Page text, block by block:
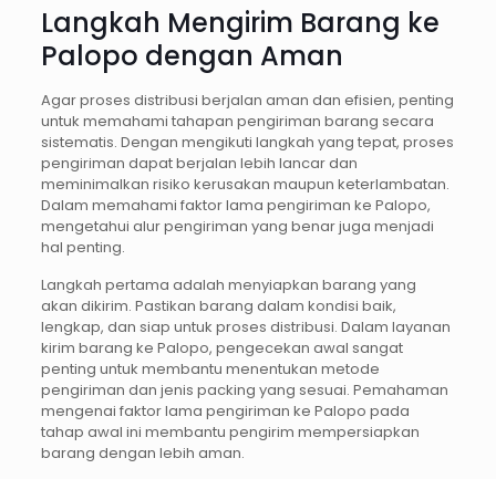
Langkah Mengirim Barang ke
Palopo dengan Aman
Agar proses distribusi berjalan aman dan efisien, penting
untuk memahami tahapan pengiriman barang secara
sistematis. Dengan mengikuti langkah yang tepat, proses
pengiriman dapat berjalan lebih lancar dan
meminimalkan risiko kerusakan maupun keterlambatan.
Dalam memahami faktor lama pengiriman ke Palopo,
mengetahui alur pengiriman yang benar juga menjadi
hal penting.
Langkah pertama adalah menyiapkan barang yang
akan dikirim. Pastikan barang dalam kondisi baik,
lengkap, dan siap untuk proses distribusi. Dalam layanan
kirim barang ke Palopo, pengecekan awal sangat
penting untuk membantu menentukan metode
pengiriman dan jenis packing yang sesuai. Pemahaman
mengenai faktor lama pengiriman ke Palopo pada
tahap awal ini membantu pengirim mempersiapkan
barang dengan lebih aman.